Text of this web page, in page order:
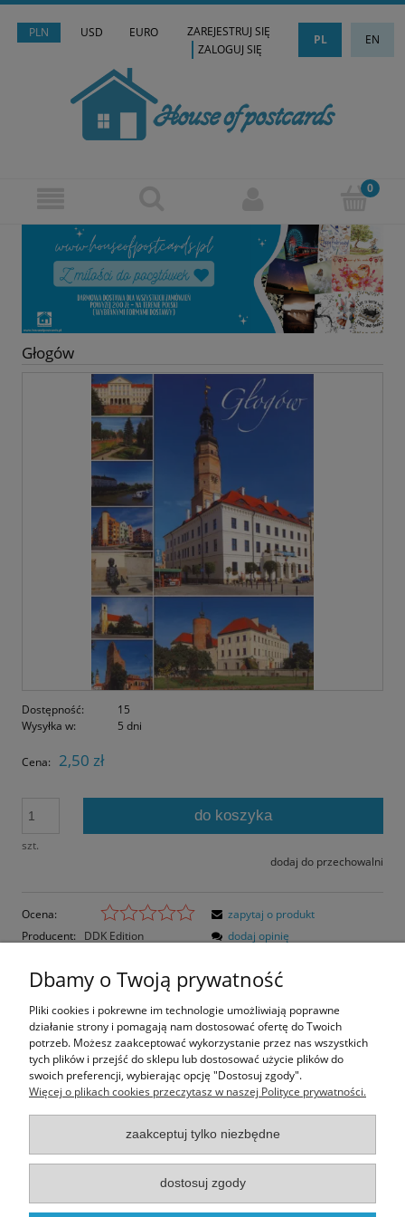
PLN USD EURO PL EN
ZAREJESTRUJ SIĘ
ZALOGUJ SIĘ
Głogów
Dostępność:
15
Wysyłka w:
5 dni
Cena: 2,50 zł
szt.
do koszyka
dodaj do przechowalni
Ocena:
Producent:
DDK Edition
zapytaj o produkt
dodaj opinię
Opis
Opinie o produkcie (0)
Rozmiar pocztówki: 14,4x10,4 cm
Informacje
Moje konto
Dbamy o Twoją prywatność
Pliki cookies i pokrewne im technologie umożliwiają poprawne
działanie strony i pomagają nam dostosować ofertę do Twoich
potrzeb. Możesz zaakceptować wykorzystanie przez nas wszystkich
tych plików i przejść do sklepu lub dostosować użycie plików do
swoich preferencji, wybierając opcję "Dostosuj zgody".
Więcej o plikach cookies przeczytasz w naszej Polityce prywatności.
zaakceptuj tylko niezbędne
dostosuj zgody